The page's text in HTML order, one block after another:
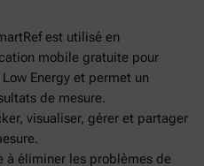
est utilisé en
mobile gratuite pour
Energy et permet un
de mesure.
visualiser, gérer et partager
à éliminer les problèmes de